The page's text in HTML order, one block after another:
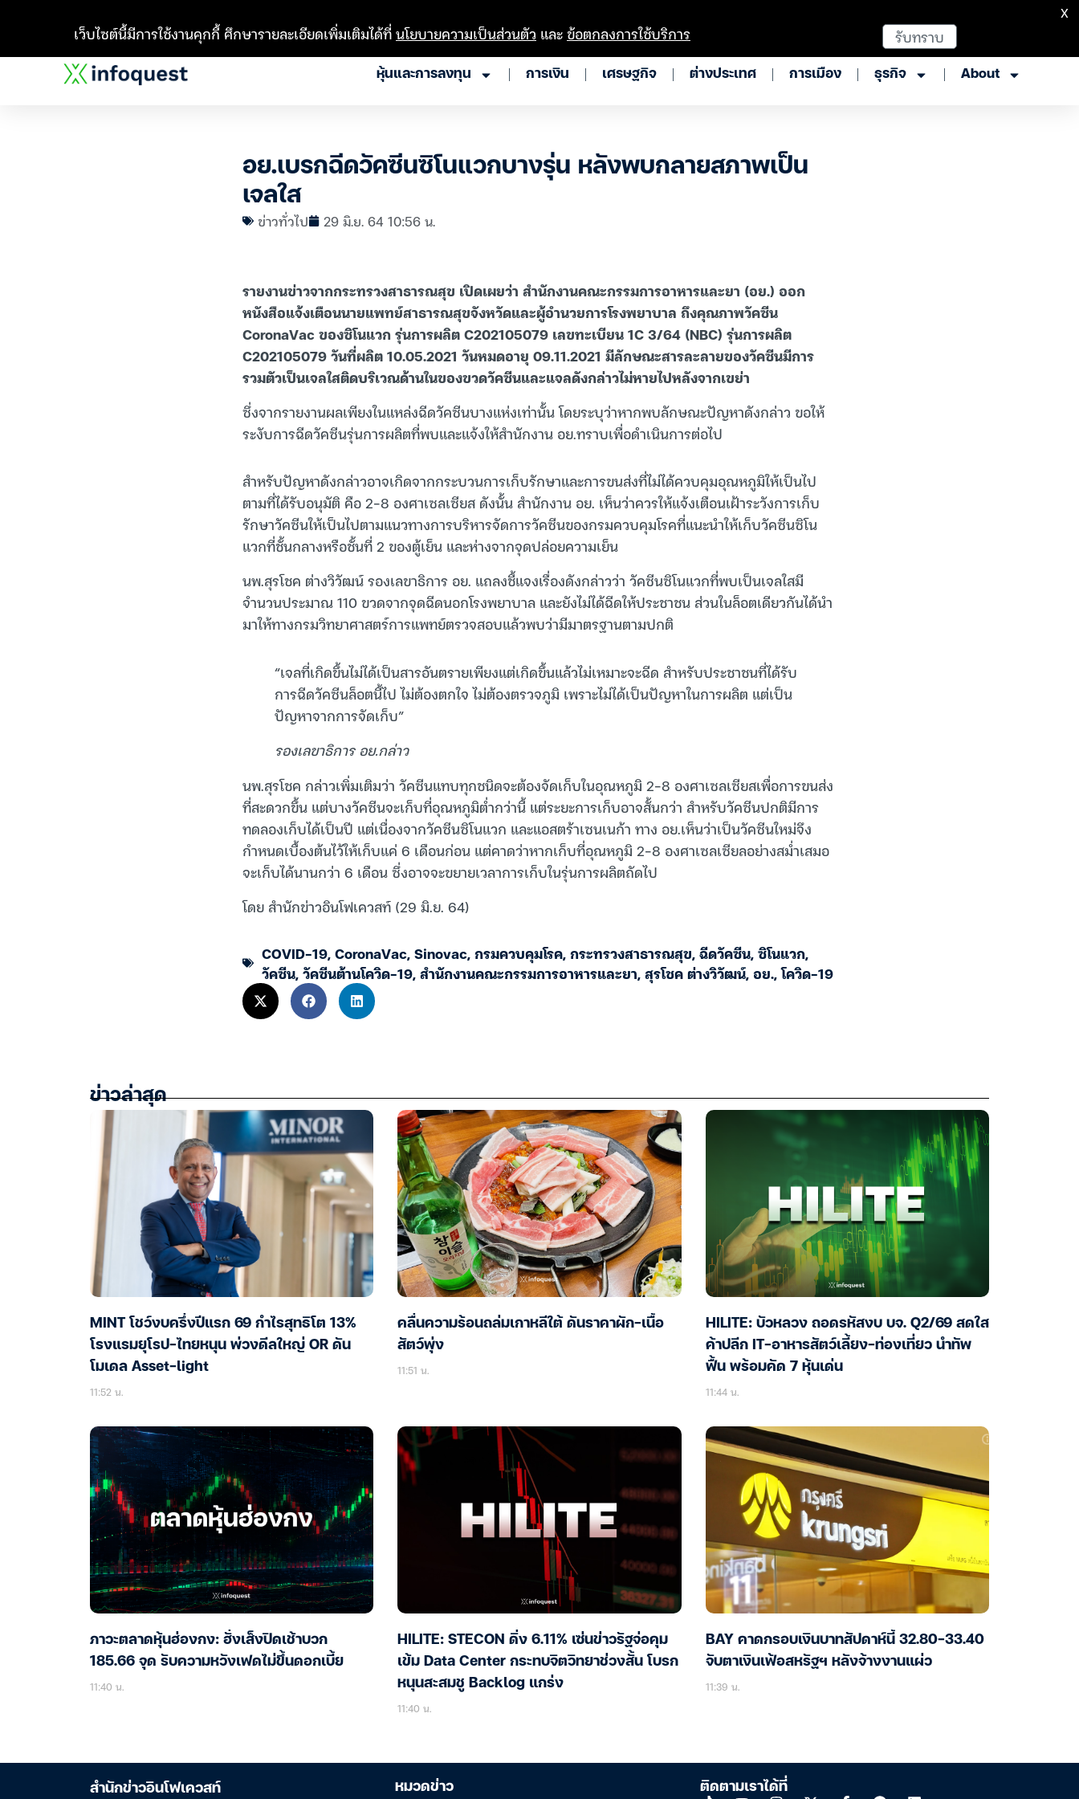
หุ้นและการลงทุน การเงิน เศรษฐกิจ ต่างประเทศ การเมือง ธุรกิจ About
อย.เบรกฉีดวัคซีนซิโนแวกบางรุ่น หลังพบกลายสภาพเป็น
เจลใส
ข่าวทั่วไป 29 มิ.ย. 64 10:56 น.
รายงานข่าวจากกระทรวงสาธารณสุข เปิดเผยว่า สำนักงานคณะกรรมการอาหารและยา (อย.) ออก
หนังสือแจ้งเตือนนายแพทย์สาธารณสุขจังหวัดและผู้อำนวยการโรงพยาบาล ถึงคุณภาพวัคซีน
CoronaVac ของซิโนแวก รุ่นการผลิต C202105079 เลขทะเบียน 1C 3/64 (NBC) รุ่นการผลิต
C202105079 วันที่ผลิต 10.05.2021 วันหมดอายุ 09.11.2021 มีลักษณะสารละลายของวัคซีนมีการ
รวมตัวเป็นเจลใสติดบริเวณด้านในของขวดวัคซีนและแจลดังกล่าวไม่หายไปหลังจากเขย่า
ซึ่งจากรายงานผลเพียงในแหล่งฉีดวัคซีนบางแห่งเท่านั้น โดยระบุว่าหากพบลักษณะปัญหาดังกล่าว ขอให้
ระงับการฉีดวัคซีนรุ่นการผลิตที่พบและแจ้งให้สำนักงาน อย.ทราบเพื่อดำเนินการต่อไป
สำหรับปัญหาดังกล่าวอาจเกิดจากกระบวนการเก็บรักษาและการขนส่งที่ไม่ได้ควบคุมอุณหภูมิให้เป็นไป
ตามที่ได้รับอนุมัติ คือ 2-8 องศาเซลเซียส ดังนั้น สำนักงาน อย. เห็นว่าควรให้แจ้งเตือนเฝ้าระวังการเก็บ
รักษาวัคซีนให้เป็นไปตามแนวทางการบริหารจัดการวัคซีนของกรมควบคุมโรคที่แนะนำให้เก็บวัคซีนซิโน
แวกที่ชั้นกลางหรือชั้นที่ 2 ของตู้เย็น และห่างจากจุดปล่อยความเย็น
นพ.สุรโชค ต่างวิวัฒน์ รองเลขาธิการ อย. แถลงชี้แจงเรื่องดังกล่าวว่า วัคซีนซิโนแวกที่พบเป็นเจลใสมี
จำนวนประมาณ 110 ขวดจากจุดฉีดนอกโรงพยาบาล และยังไม่ได้ฉีดให้ประชาชน ส่วนในล็อตเดียวกันได้นำ
มาให้ทางกรมวิทยาศาสตร์การแพทย์ตรวจสอบแล้วพบว่ามีมาตรฐานตามปกติ
“เจลที่เกิดขึ้นไม่ได้เป็นสารอันตรายเพียงแต่เกิดขึ้นแล้วไม่เหมาะจะฉีด สำหรับประชาชนที่ได้รับ
การฉีดวัคซีนล็อตนี้ไป ไม่ต้องตกใจ ไม่ต้องตรวจภูมิ เพราะไม่ได้เป็นปัญหาในการผลิต แต่เป็น
ปัญหาจากการจัดเก็บ”
รองเลขาธิการ อย.กล่าว
นพ.สุรโชค กล่าวเพิ่มเติมว่า วัคซีนแทบทุกชนิดจะต้องจัดเก็บในอุณหภูมิ 2-8 องศาเซลเซียสเพื่อการขนส่ง
ที่สะดวกขึ้น แต่บางวัคซีนจะเก็บที่อุณหภูมิต่ำกว่านี้ แต่ระยะการเก็บอาจสั้นกว่า สำหรับวัคซีนปกติมีการ
ทดลองเก็บได้เป็นปี แต่เนื่องจากวัคซีนซิโนแวก และแอสตร้าเซนเนก้า ทาง อย.เห็นว่าเป็นวัคซีนใหม่จึง
กำหนดเบื้องต้นไว้ให้เก็บแค่ 6 เดือนก่อน แต่คาดว่าหากเก็บที่อุณหภูมิ 2-8 องศาเซลเซียลอย่างสม่ำเสมอ
จะเก็บได้นานกว่า 6 เดือน ซึ่งอาจจะขยายเวลาการเก็บในรุ่นการผลิตถัดไป
โดย สำนักข่าวอินโฟเควสท์ (29 มิ.ย. 64)
COVID-19,CoronaVac,Sinovac,กรมควบคุมโรค,กระทรวงสาธารณสุข,ฉีดวัคซีน,ซิโนแวก,
วัคซีน,วัคซีนต้านโควิด-19,สำนักงานคณะกรรมการอาหารและยา,สุรโชค ต่างวิวัฒน์,อย.,โควิด-19
ข่าวล่าสุด
MINT โชว์งบครึ่งปีแรก 69 กำไรสุทธิโต 13%
โรงแรมยุโรป-ไทยหนุน พ่วงดีลใหญ่ OR ดัน
โมเดล Asset-light
11:52 น.
คลื่นความร้อนถล่มเกาหลีใต้ ดันราคาผัก-เนื้อ
สัตว์พุ่ง
11:51 น.
HILITE: บัวหลวง ถอดรหัสงบ บจ. Q2/69 สดใส
ค้าปลีก IT-อาหารสัตว์เลี้ยง-ท่องเที่ยว นำทัพ
ฟื้น พร้อมคัด 7 หุ้นเด่น
11:44 น.
ภาวะตลาดหุ้นฮ่องกง: ฮั่งเส็งปิดเช้าบวก
185.66 จุด รับความหวังเฟดไม่ขึ้นดอกเบี้ย
11:40 น.
HILITE: STECON ดิ่ง 6.11% เซ่นข่าวรัฐจ่อคุม
เข้ม Data Center กระทบจิตวิทยาช่วงสั้น โบรก
หนุนสะสมชู Backlog แกร่ง
11:40 น.
BAY คาดกรอบเงินบาทสัปดาห์นี้ 32.80-33.40
จับตาเงินเฟ้อสหรัฐฯ หลังจ้างงานแผ่ว
11:39 น.
สำนักข่าวอินโฟเควสท์ หมวดข่าว ติดตามเราได้ที่
เว็บไซต์นี้มีการใช้งานคุกกี้ ศึกษารายละเอียดเพิ่มเติมได้ที่นโยบายความเป็นส่วนตัว และข้อตกลงการใช้บริการ รับทราบ
X